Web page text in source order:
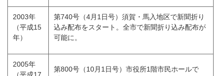
2003年
（平成15
年）
第740号（4月1日号）須賀・馬入地区で新聞折り
込み配布をスタート。全市で新聞折り込み配布が
可能に。
2005年
第800号（10月1日号）市役所1階市民ホールで